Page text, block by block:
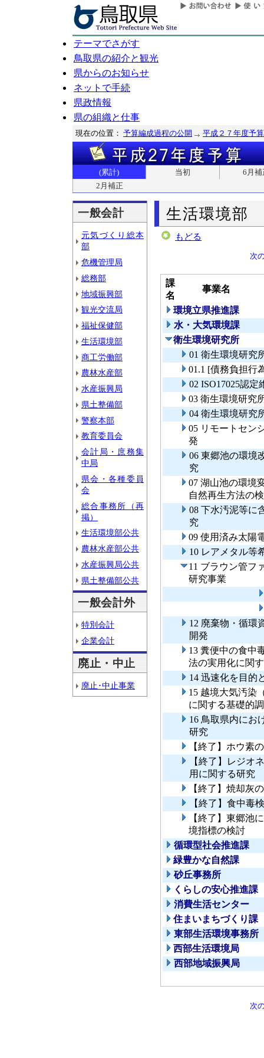
テーマでさがす
鳥取県の紹介と観光
県からのお知らせ
ネットで手続
県政情報
県の組織と仕事
現在の位置： 予算編成過程の公開 平成２７年度予算
(累計) 当初
6月補
2月補正
一般会計
元気づくり総本
部
危機管理局
総務部
地域振興部
観光交流局
福祉保健部
生活環境部
商工労働部
農林水産部
水産振興局
県土整備部
警察本部
教育委員会
会計局・庶務集
中局
県会・各種委員
会
総合事務所（再
掲）
生活環境部公共
農林水産部公共
水産振興局公共
県土整備部公共
一般会計外
特別会計
企業会計
廃止・中止
廃止･中止事業
生活環境部
もどる
次
課
名
事業名
環境立県推進課
水・大気環境課
衛生環境研究所
01 衛生環境研究
01.1 [債務負担行
02 ISO17025認
03 衛生環境研究
04 衛生環境研究
05 リモートセン
発
06 東郷池の環境
究
07 湖山池の環境
自然再生方法の
08 下水汚泥等に
究
09 使用済み太陽
10 レアメタル等
11 ブラウン管フ
研究事業
12 廃棄物・循環
開発
13 糞便中の食中
法の実用化に関
14 迅速化を目的
15 越境大気汚染
に関する基礎的
16 鳥取県内にお
研究
【終了】ホウ素
【終了】レジオ
用に関する研究
【終了】焼却灰
【終了】食中毒
【終了】東郷池
境指標の検討
循環型社会推進課
緑豊かな自然課
砂丘事務所
くらしの安心推進課
消費生活センター
住まいまちづくり課
東部生活環境事務所
西部生活環境局
西部地域振興局
次